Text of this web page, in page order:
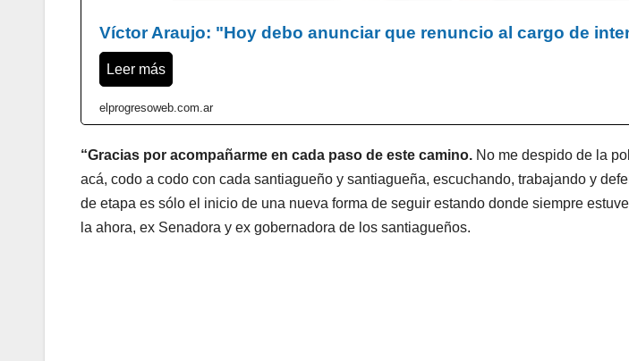
Víctor Araujo: "Hoy debo anunciar que renuncio al cargo de
Leer más
elprogresoweb.com.ar
“Gracias por acompañarme en cada paso de este camino. No me despido de la
acá, codo a codo con cada santiagueño y santiagueña, escuchando, trabajando y
de etapa es sólo el inicio de una nueva forma de seguir estando donde siempre
la ahora, ex Senadora y ex gobernadora de los santiagueños.